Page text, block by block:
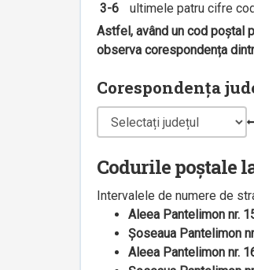
3-6
ultimele patru cifre
Astfel, având un cod poștal
observa corespondența
Corespondența
Codurile poștale
Intervalele de numere de
Aleea Pantelimon nr.
Șoseaua Pantelimon
Aleea Pantelimon nr.